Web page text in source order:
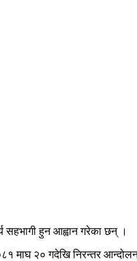
सहभागी हुन आह्वान गरेका छन् ।
२०८१ माघ २० गदेखि निरन्तर